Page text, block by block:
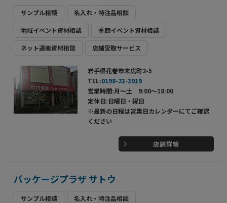
サンプル相談 名入れ・特注品相談
地域イベント資材相談 季節イベント資材相談
ネット通販資材相談 店舗受取サービス
岩手県花巻市末広町2-5
TEL:0198-23-3919
営業時間:月～土 9:00～18:00
定休日:日曜日・祝日
※最新の日程は営業日カレンダーにてご確認
ください
店舗詳細
パッケージプラザ サトウ
サンプル相談 名入れ・特注品相談